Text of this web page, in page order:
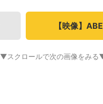
【映像】
▼スクロールで次の画像をみる